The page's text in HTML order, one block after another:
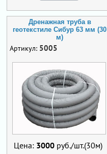
Дренажная труба в
геотекстиле Сибур 63 мм (30
м)
Артикул: 5005
Цена: 3000руб./шт.(30м)